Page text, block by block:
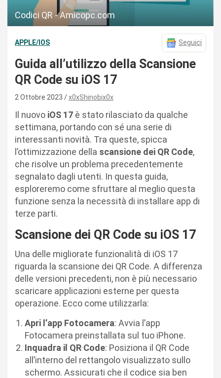
Codici QR - Amicopc.com
APPLE/IOS Seguici
Guida all’utilizzo della Scansione
QR Code su iOS 17
2 Ottobre 2023 x0xShinobix0x
Il nuovo iOS 17 è stato rilasciato da qualche
settimana, portando con sé una serie di
interessanti novità. Tra queste, spicca
l’ottimizzazione della scansione dei QR Code,
che risolve un problema precedentemente
segnalato dagli utenti. In questa guida,
esploreremo come sfruttare al meglio questa
funzione senza la necessità di installare app di
terze parti.
Scansione dei QR Code su iOS 17
Una delle migliorate funzionalità di iOS 17
riguarda la scansione dei QR Code. A differenza
delle versioni precedenti, non è più necessario
scaricare applicazioni esterne per questa
operazione. Ecco come utilizzarla:
Apri l’app Fotocamera: Avvia l’app
Fotocamera preinstallata sul tuo iPhone.
Inquadra il QR Code: Posiziona il QR Code
all’interno del rettangolo visualizzato sullo
schermo. Assicurati che il codice sia ben